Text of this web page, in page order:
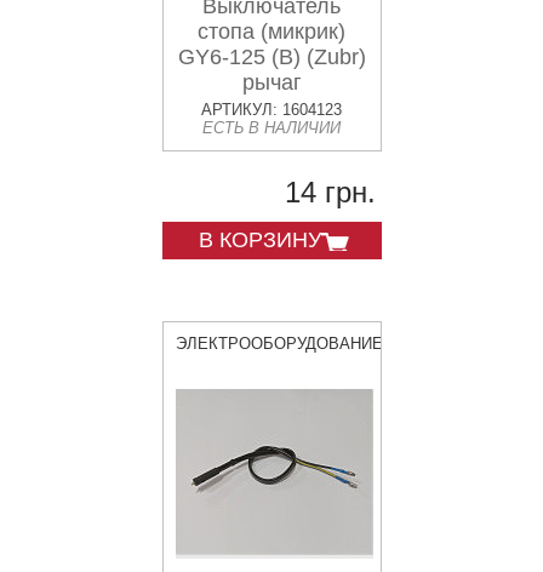
Выключатель
стопа (микрик)
GY6-125 (B) (Zubr)
рычаг
АРТИКУЛ: 1604123
ЕСТЬ В НАЛИЧИИ
14 грн.
В КОРЗИНУ
ЭЛЕКТРООБОРУДОВАНИЕ